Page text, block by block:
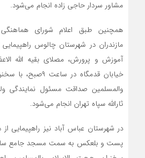
مشاور سردار حاجی زاده انجام می‌شود.
همچنین طبق اعلام شورای هماهنگی
آموزش و پرورش، مصلای بقیه الله
خیابان قدمگاه در
والمسلمین صداقت مسئول نمایندگی
ثارالله سپاه تهران انجام می‌شود.
در شهرستان عباس آباد نیز راهپیمایی